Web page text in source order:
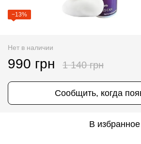
−13%
Нет в наличии
990 грн 1 140 грн
Сообщить, когда
В избранное